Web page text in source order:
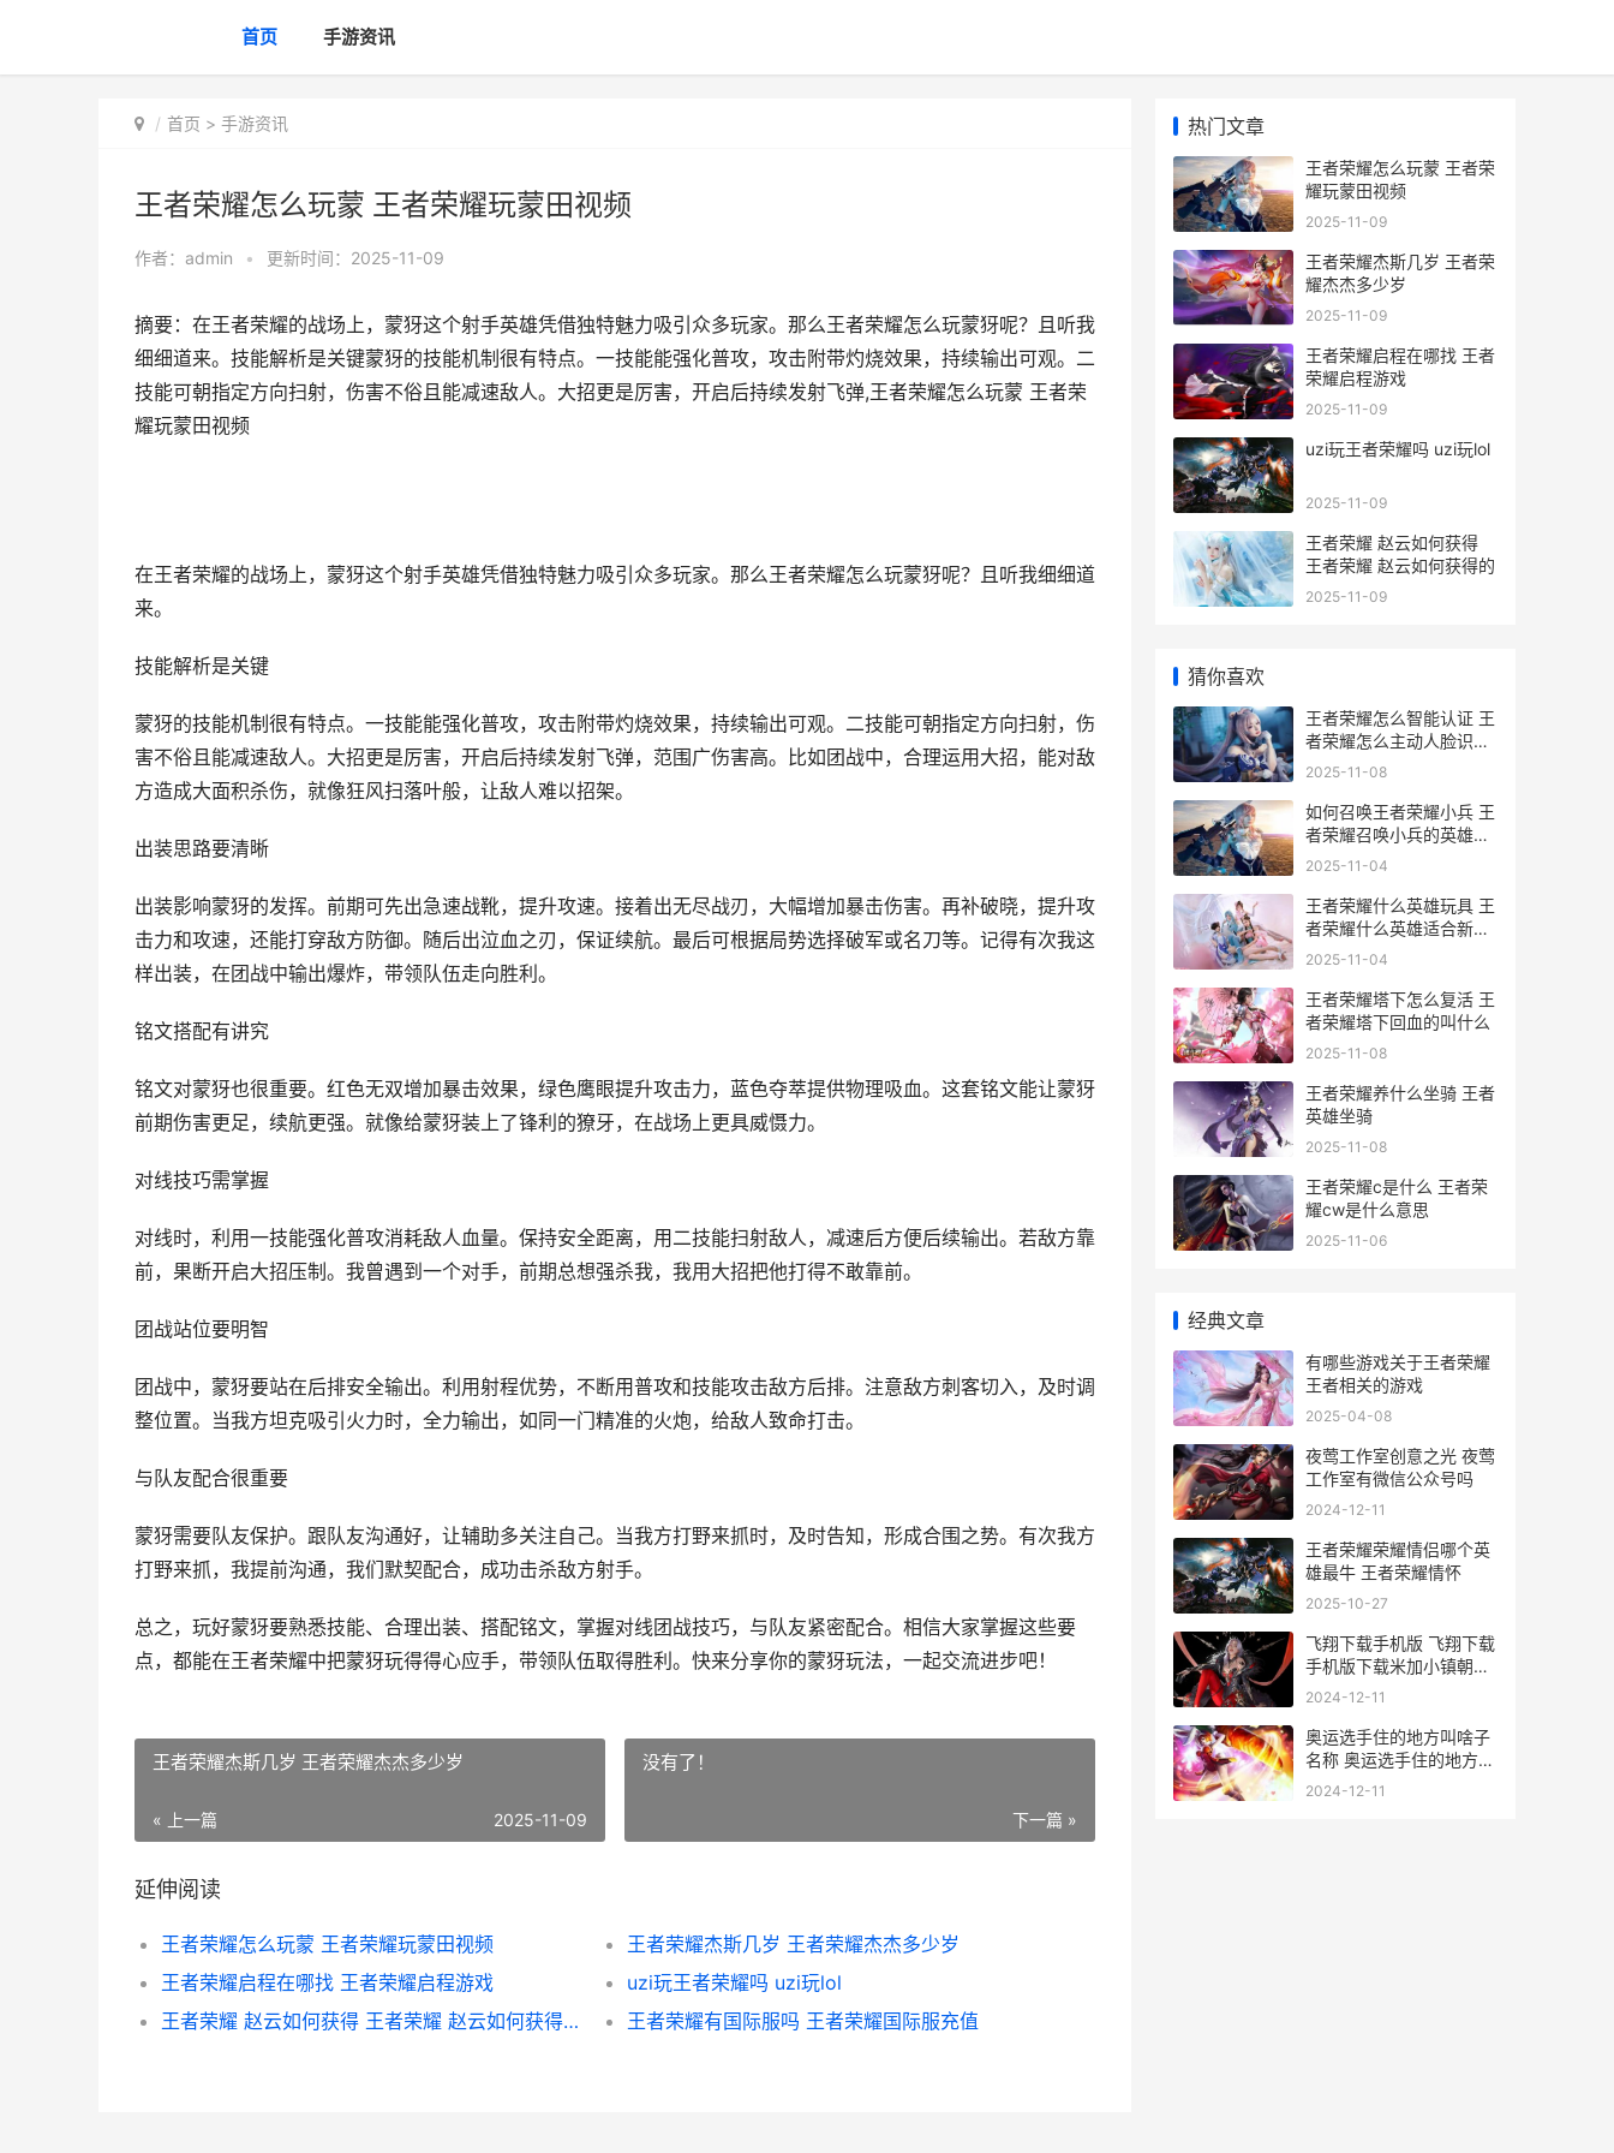
首页 手游资讯
首页 > 手游资讯
王者荣耀怎么玩蒙 王者荣耀玩蒙田视频
作者： admin • 更新时间：2025-11-09
摘要：在王者荣耀的战场上，蒙犽这个射手英雄凭借独特魅力吸引众多玩家。那么王者荣耀怎么玩蒙犽呢？且听我
细细道来。技能解析是关键蒙犽的技能机制很有特点。一技能能强化普攻，攻击附带灼烧效果，持续输出可观。二
技能可朝指定方向扫射，伤害不俗且能减速敌人。大招更是厉害，开启后持续发射飞弹,王者荣耀怎么玩蒙 王者荣
耀玩蒙田视频
在王者荣耀的战场上，蒙犽这个射手英雄凭借独特魅力吸引众多玩家。那么王者荣耀怎么玩蒙犽呢？且听我细细道
来。
技能解析是关键
蒙犽的技能机制很有特点。一技能能强化普攻，攻击附带灼烧效果，持续输出可观。二技能可朝指定方向扫射，伤
害不俗且能减速敌人。大招更是厉害，开启后持续发射飞弹，范围广伤害高。比如团战中，合理运用大招，能对敌
方造成大面积杀伤，就像狂风扫落叶般，让敌人难以招架。
出装思路要清晰
出装影响蒙犽的发挥。前期可先出急速战靴，提升攻速。接着出无尽战刃，大幅增加暴击伤害。再补破晓，提升攻
击力和攻速，还能打穿敌方防御。随后出泣血之刃，保证续航。最后可根据局势选择破军或名刀等。记得有次我这
样出装，在团战中输出爆炸，带领队伍走向胜利。
铭文搭配有讲究
铭文对蒙犽也很重要。红色无双增加暴击效果，绿色鹰眼提升攻击力，蓝色夺萃提供物理吸血。这套铭文能让蒙犽
前期伤害更足，续航更强。就像给蒙犽装上了锋利的獠牙，在战场上更具威慑力。
对线技巧需掌握
对线时，利用一技能强化普攻消耗敌人血量。保持安全距离，用二技能扫射敌人，减速后方便后续输出。若敌方靠
前，果断开启大招压制。我曾遇到一个对手，前期总想强杀我，我用大招把他打得不敢靠前。
团战站位要明智
团战中，蒙犽要站在后排安全输出。利用射程优势，不断用普攻和技能攻击敌方后排。注意敌方刺客切入，及时调
整位置。当我方坦克吸引火力时，全力输出，如同一门精准的火炮，给敌人致命打击。
与队友配合很重要
蒙犽需要队友保护。跟队友沟通好，让辅助多关注自己。当我方打野来抓时，及时告知，形成合围之势。有次我方
打野来抓，我提前沟通，我们默契配合，成功击杀敌方射手。
总之，玩好蒙犽要熟悉技能、合理出装、搭配铭文，掌握对线团战技巧，与队友紧密配合。相信大家掌握这些要
点，都能在王者荣耀中把蒙犽玩得得心应手，带领队伍取得胜利。快来分享你的蒙犽玩法，一起交流进步吧！
王者荣耀杰斯几岁 王者荣耀杰杰多少岁
« 上一篇 2025-11-09
没有了！
下一篇 »
延伸阅读
王者荣耀怎么玩蒙 王者荣耀玩蒙田视频
王者荣耀杰斯几岁 王者荣耀杰杰多少岁
王者荣耀启程在哪找 王者荣耀启程游戏
uzi玩王者荣耀吗 uzi玩lol
王者荣耀 赵云如何获得 王者荣耀 赵云如何获得的
王者荣耀有国际服吗 王者荣耀国际服充值
热门文章
王者荣耀怎么玩蒙 王者荣
耀玩蒙田视频
2025-11-09
王者荣耀杰斯几岁 王者荣
耀杰杰多少岁
2025-11-09
王者荣耀启程在哪找 王者
荣耀启程游戏
2025-11-09
uzi玩王者荣耀吗 uzi玩lol
2025-11-09
王者荣耀 赵云如何获得
王者荣耀 赵云如何获得的
2025-11-09
猜你喜欢
王者荣耀怎么智能认证 王
者荣耀怎么主动人脸识别
验证
2025-11-08
如何召唤王者荣耀小兵 王
者荣耀召唤小兵的英雄叫
什么
2025-11-04
王者荣耀什么英雄玩具 王
者荣耀什么英雄适合新手
玩具
2025-11-04
王者荣耀塔下怎么复活 王
者荣耀塔下回血的叫什么
2025-11-08
王者荣耀养什么坐骑 王者
英雄坐骑
2025-11-08
王者荣耀c是什么 王者荣
耀cw是什么意思
2025-11-06
经典文章
有哪些游戏关于王者荣耀
王者相关的游戏
2025-04-08
夜莺工作室创意之光 夜莺
工作室有微信公众号吗
2024-12-11
王者荣耀荣耀情侣哪个英
雄最牛 王者荣耀情怀
2025-10-27
飞翔下载手机版 飞翔下载
手机版下载米加小镇朝流
版
2024-12-11
奥运选手住的地方叫啥子
名称 奥运选手住的地方叫
什么名字
2024-12-11